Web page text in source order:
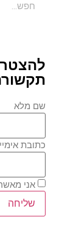
שם מלא
כתובת
אני